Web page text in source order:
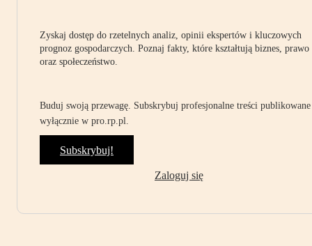
Zyskaj dostęp do rzetelnych analiz, opinii ekspertów i kluczowych
prognoz gospodarczych. Poznaj fakty, które kształtują biznes, prawo
oraz społeczeństwo.
Buduj swoją przewagę. Subskrybuj profesjonalne treści publikowane
wyłącznie w pro.rp.pl.
Subskrybuj!
Zaloguj się